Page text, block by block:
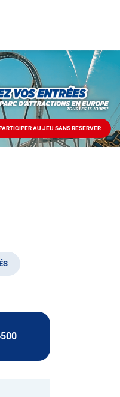
AU JEU SANS RESERVER
PARTICIPER
AU
JEU